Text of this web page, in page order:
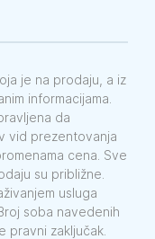
je na prodaju, a iz
informacijama.
da
vid prezentovanja
cena. Sve
su približne.
usluga
soba navedenih
pravni zaključak.